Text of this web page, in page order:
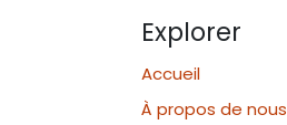
Explorer
Accueil
À propos de nous